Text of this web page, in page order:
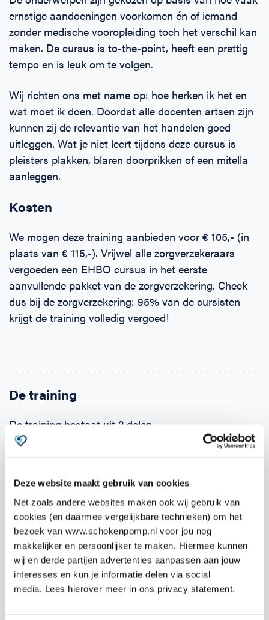
Deze website maakt gebruik van cookies
Net zoals andere websites maken ook wij gebruik van
cookies (en daarmee vergelijkbare technieken) om het
bezoek van www.schokenpomp.nl voor jou nog
makkelijker en persoonlijker te maken. Hiermee kunnen
wij en derde partijen advertenties aanpassen aan jouw
interesses en kun je informatie delen via social
media. Lees hierover meer in ons privacy statement.
ernstige aandoeningen voorkomen én of iemand
zonder medische vooropleiding toch het verschil kan
maken. De cursus is to-the-point, heeft een prettig
tempo en is leuk om te volgen.
Wij richten ons met name op: hoe herken ik het en
wat moet ik doen. Doordat alle docenten artsen zijn
kunnen zij de relevantie van het handelen goed
uitleggen. Wat je niet leert tijdens deze cursus is
pleisters plakken, blaren doorprikken of een mitella
aanleggen.
Kosten
We mogen deze training aanbieden voor € 105,- (in
plaats van € 115,-). Vrijwel alle zorgverzekeraars
vergoeden een EHBO cursus in het eerste
aanvullende pakket van de zorgverzekering. Check
dus bij de zorgverzekering: 95% van de cursisten
krijgt de training volledig vergoed!
De training
De training bestaat uit 2 delen.
Hierin komen alle onderwerpen aan bod en kun je de
theorie eigen maken.
Het tweede deel is de praktijktraining van19:00 –
22:00 uurop Julianastraat 32, 4491GB
Wissenkerke opwoensdag9 april.